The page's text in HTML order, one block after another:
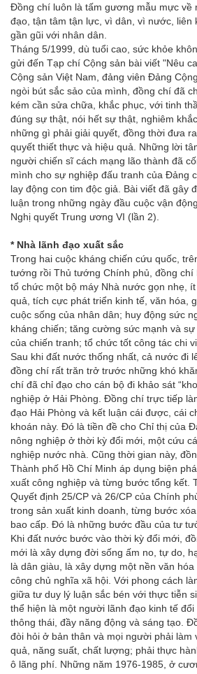
Đồng chí luôn là tấm gương mẫu mực về
đạo, tận tâm tận lực, vì dân, vì nước, liên
gần gũi với nhân dân.
Tháng 5/1999, dù tuổi cao, sức khỏe
gửi đến Tạp chí Cộng sản bài viết "Nêu
Cộng sản Việt Nam, đảng viên Đảng
ngòi bút sắc sảo của mình, đồng chí đã
kém cần sửa chữa, khắc phục, với tinh
đúng sự thật, nói hết sự thật, nghiêm
những gì phải giải quyết, đồng thời đưa
quyết thiết thực và hiệu quả. Những lời
người chiến sĩ cách mạng lão thành đã
mình cho sự nghiệp đấu tranh của Đảng
lay động con tim độc giả. Bài viết đã gây
luận trong những ngày đầu cuộc vận
Nghị quyết Trung ương VI (lần 2).
* Nhà lãnh đạo xuất sắc
Trong hai cuộc kháng chiến cứu quốc,
tướng rồi Thủ tướng Chính phủ, đồng chí
tổ chức một bộ máy Nhà nước gọn nhẹ,
quả, tích cực phát triển kinh tế, văn hóa,
cuộc sống của nhân dân; huy động sức
kháng chiến; tăng cường sức mạnh và
của chiến tranh; tổ chức tốt công tác chi
Sau khi đất nước thống nhất, cả nước đi
đồng chí rất trăn trở trước những khó
chí đã chỉ đạo cho cán bộ đi khảo sát
nghiệp ở Hải Phòng. Đồng chí trực tiếp
đạo Hải Phòng và kết luận cái được, cái
khoán này. Đó là tiền đề cho Chỉ thị của
nông nghiệp ở thời kỳ đổi mới, một cứu
nghiệp nước nhà. Cũng thời gian này,
Thành phố Hồ Chí Minh áp dụng biện
xuất công nghiệp và từng bước tổng kết.
Quyết định 25/CP và 26/CP của Chính
trong sản xuất kinh doanh, từng bước
bao cấp. Đó là những bước đầu của tư
Khi đất nước bước vào thời kỳ đổi mới,
mới là xây dựng đời sống ấm no, tự do,
là dân giàu, là xây dựng một nền văn
công chủ nghĩa xã hội. Với phong cách
giữa tư duy lý luận sắc bén với thực tiễn
thể hiện là một người lãnh đạo kinh tế
thông thái, đầy năng động và sáng tạo.
đòi hỏi ở bản thân và mọi người phải làm
quả, năng suất, chất lượng; phải thực
ô lãng phí. Những năm 1976-1985, ở